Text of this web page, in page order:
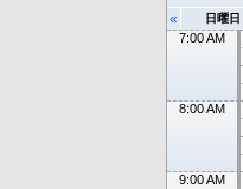
« 日曜日
7:00 AM
8:00 AM
9:00 AM